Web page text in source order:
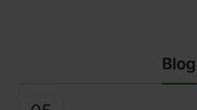
Blog